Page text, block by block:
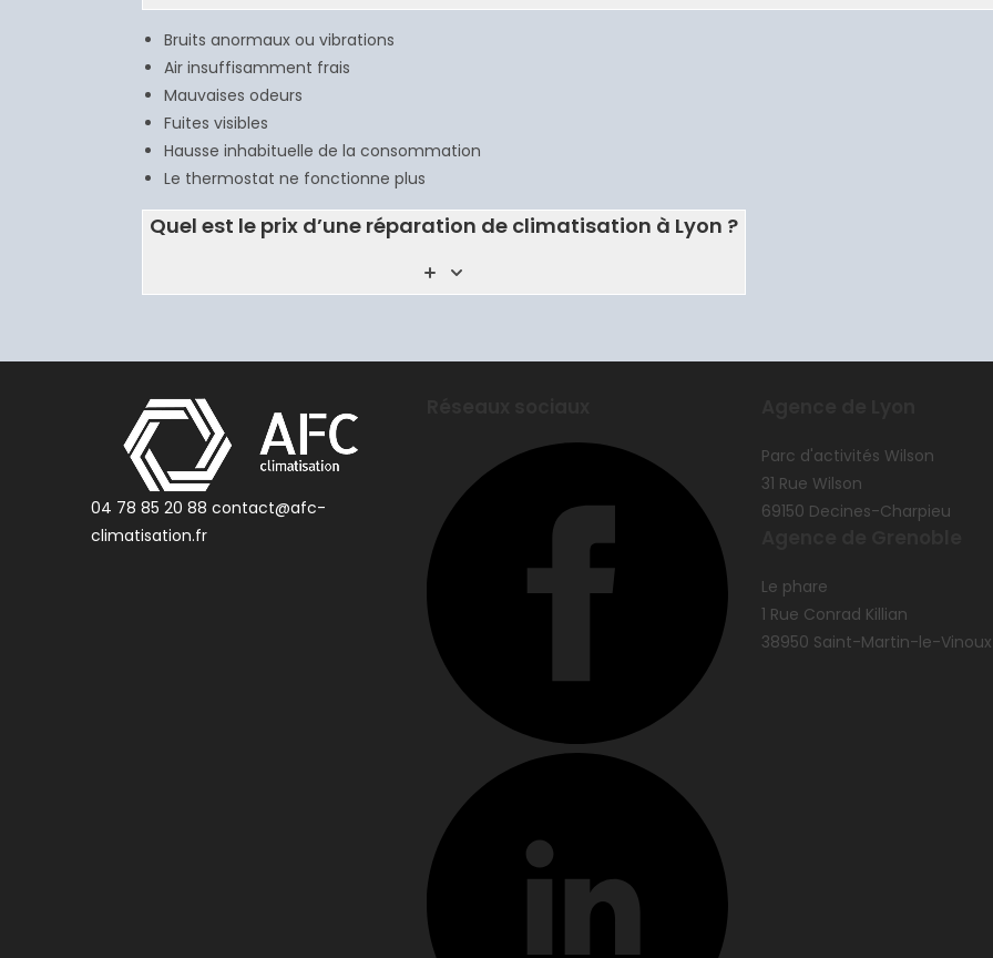
Bruits anormaux ou vibrations
Air insuffisamment frais
Mauvaises odeurs
Fuites visibles
Hausse inhabituelle de la consommation
Le thermostat ne fonctionne plus
Quel est le prix d’une réparation de climatisation à Lyon ?
04 78 85 20 88contact@afc-
climatisation.fr
Parc d'activités Wilson
31 Rue Wilson
69150 Decines-Charpieu
Le phare
1 Rue Conrad Killian
38950 Saint-Martin-le-Vinoux